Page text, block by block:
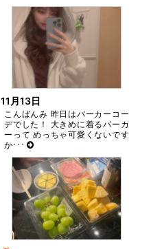
11月13日
こんばんみ 昨日はパーカーコー
デでした！ 大きめに着るパーカ
ーって めっちゃ可愛くないです
か･･･